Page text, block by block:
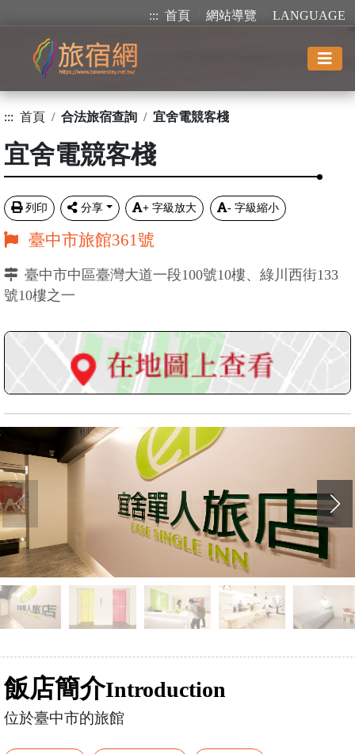
::: 首頁 網站導覽 LANGUAGE
::: 首頁 合法旅宿查詢 宜舍電競客棧
宜舍電競客棧
列印 分享 + 字級放大 - 字級縮小
臺中市旅館361號
臺中市中區臺灣大道一段100號10樓、綠川西街133
號10樓之一
飯店簡介Introduction
位於臺中市的旅館